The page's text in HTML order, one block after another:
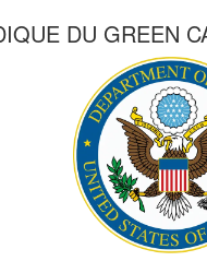
DU GREEN